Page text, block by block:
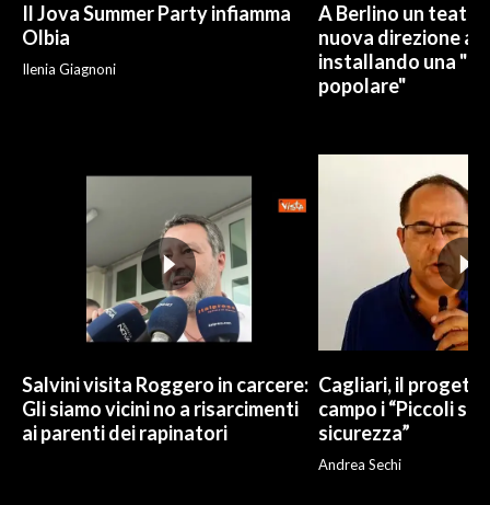
Il Jova Summer Party infiamma
Olbia
Ilenia Giagnoni
A Berlino un
nuova direzione
installando una
popolare"
Salvini visita Roggero in carcere:
Gli siamo vicini no a risarcimenti
ai parenti dei rapinatori
Cagliari, il
campo i “Piccoli
sicurezza”
Andrea Sechi